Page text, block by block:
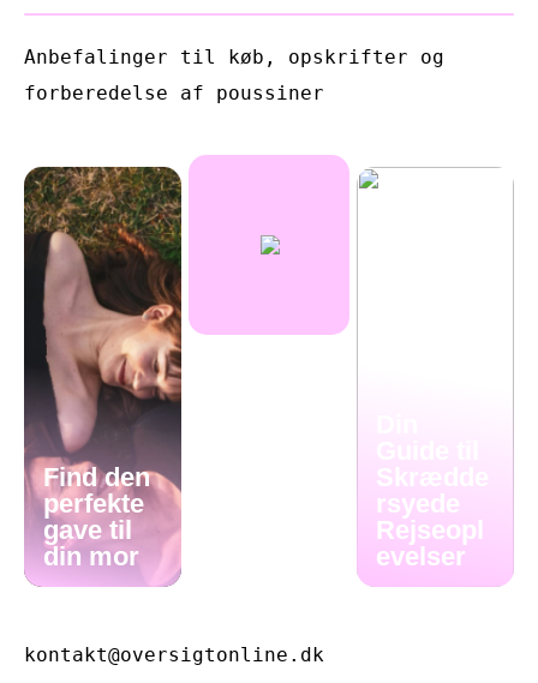
Anbefalinger til køb, opskrifter og
forberedelse af poussiner
Find den
perfekte
gave til
din mor
Guide til
Skrædde
rsyede
Rejseopl
evelser
kontakt@oversigtonline.dk